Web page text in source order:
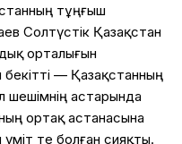
тұңғыш
Солтүстік Қазақстан
орталығын
— Қазақстанның
шешімнің астарында
ортақ астанасына
те болған сияқты.